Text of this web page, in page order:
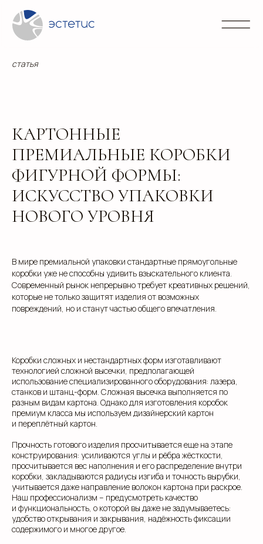
статья
КАРТОННЫЕ
ПРЕМИАЛЬНЫЕ КОРОБКИ
ФИГУРНОЙ ФОРМЫ:
ИСКУССТВО УПАКОВКИ
НОВОГО УРОВНЯ
В мире премиальной упаковки стандартные прямоугольные
коробки уже не способны удивить взыскательного клиента.
Современный рынок непрерывно требует креативных решений,
которые не только защитят изделия от возможных
повреждений, но и станут частью общего впечатления.
Коробки сложных и нестандартных форм изготавливают
технологией сложной высечки, предполагающей
использование специализированного оборудования: лазера,
станков и штанц-форм. Сложная высечка выполняется по
разным видам картона. Однако для изготовления коробок
премиум класса мы используем дизайнерский картон
и переплётный картон.
Прочность готового изделия просчитывается еще на этапе
конструирования: усиливаются углы и рёбра жёсткости,
просчитывается вес наполнения и его распределение внутри
коробки, закладываются радиусы изгиба и точность вырубки,
учитывается даже направление волокон картона при раскрое.
Наш профессионализм – предусмотреть качество
и функциональность, о которой вы даже не задумываетесь:
удобство открывания и закрывания, надёжность фиксации
содержимого и многое другое.